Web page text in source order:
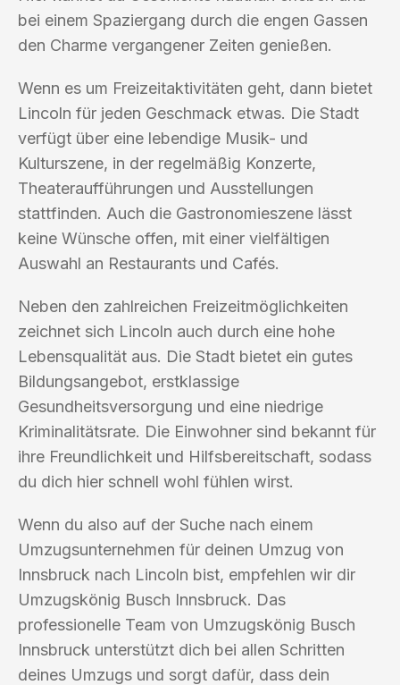
bei einem Spaziergang durch die engen Gassen
den Charme vergangener Zeiten genießen.
Wenn es um Freizeitaktivitäten geht, dann bietet
Lincoln für jeden Geschmack etwas. Die Stadt
verfügt über eine lebendige Musik- und
Kulturszene, in der regelmäßig Konzerte,
Theateraufführungen und Ausstellungen
stattfinden. Auch die Gastronomieszene lässt
keine Wünsche offen, mit einer vielfältigen
Auswahl an Restaurants und Cafés.
Neben den zahlreichen Freizeitmöglichkeiten
zeichnet sich Lincoln auch durch eine hohe
Lebensqualität aus. Die Stadt bietet ein gutes
Bildungsangebot, erstklassige
Gesundheitsversorgung und eine niedrige
Kriminalitätsrate. Die Einwohner sind bekannt für
ihre Freundlichkeit und Hilfsbereitschaft, sodass
du dich hier schnell wohl fühlen wirst.
Wenn du also auf der Suche nach einem
Umzugsunternehmen für deinen Umzug von
Innsbruck nach Lincoln bist, empfehlen wir dir
Umzugskönig Busch Innsbruck. Das
professionelle Team von Umzugskönig Busch
Innsbruck unterstützt dich bei allen Schritten
deines Umzugs und sorgt dafür, dass dein